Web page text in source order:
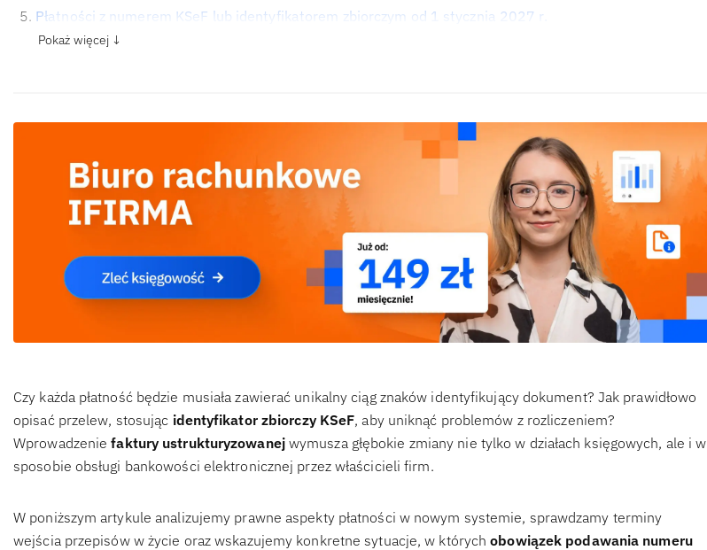
Płatności z numerem KSeF lub identyfikatorem zbiorczym od 1 stycznia 2027 r.
Pokaż więcej ↓
Czy każda płatność będzie musiała zawierać unikalny ciąg znaków identyfikujący dokument? Jak prawidłowo
opisać przelew, stosując identyfikator zbiorczy KSeF, aby uniknąć problemów z rozliczeniem?
Wprowadzeniefaktury ustrukturyzowanejwymusza głębokie zmiany nie tylko w działach księgowych, ale i w
sposobie obsługi bankowości elektronicznej przez właścicieli firm.
W poniższym artykule analizujemy prawne aspekty płatności w nowym systemie, sprawdzamy terminy
wejścia przepisów w życie oraz wskazujemy konkretne sytuacje, w którychobowiązek podawania numeru